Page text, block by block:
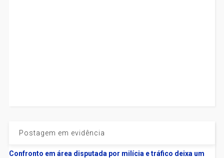
Postagem em evidência
Confronto em área disputada por milícia e tráfico deixa um